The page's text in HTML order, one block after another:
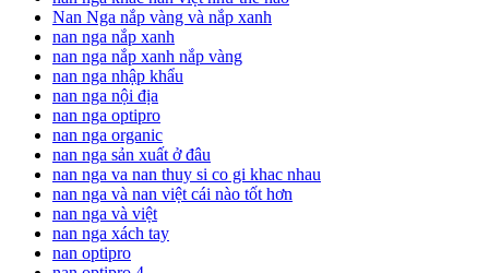
Nan Nga nắp vàng và nắp xanh
nan nga nắp xanh
nan nga nắp xanh nắp vàng
nan nga nhập khẩu
nan nga nội địa
nan nga optipro
nan nga organic
nan nga sản xuất ở đâu
nan nga va nan thuy si co gi khac nhau
nan nga và nan việt cái nào tốt hơn
nan nga và việt
nan nga xách tay
nan optipro